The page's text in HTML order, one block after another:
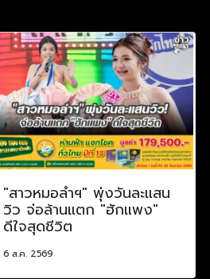
"สาวหมอลำฯ" พุ่งวันละแสน
วิว จ่อล้านแตก "ฮักแพง"
ดีใจสุดชีวิต
6 ส.ค. 2569